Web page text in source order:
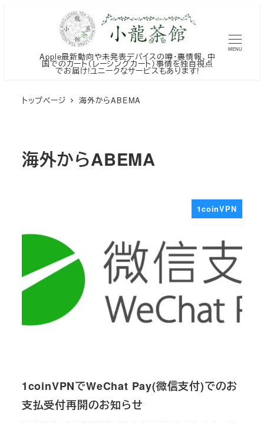
Apple最新動向や未発表デバイスの噂・裏情報、中
国でのカート（レーシングカート）事情を独自視点
でお届け!ユニークなサービスもあります!
MENU
トップページ 海外からABEMA
海外からABEMA
1coinVPN
1coinVPNでWeChat Pay(微信支付)でのお
支払受付再開のお知らせ